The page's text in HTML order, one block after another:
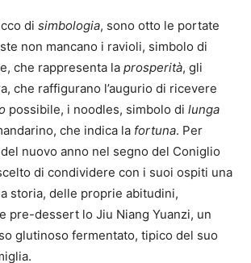
di simbologia, sono otto le portate
non mancano i ravioli, simbolo di
che rappresenta la prosperità, gli
che raffigurano l’augurio di ricevere
possibile, i noodles, simbolo di lunga
che indica la fortuna. Per
nuovo anno nel segno del Coniglio
di condividere con i suoi ospiti una
storia, delle proprie abitudini,
pre-dessert lo Jiu Niang Yuanzi, un
glutinoso fermentato, tipico del suo